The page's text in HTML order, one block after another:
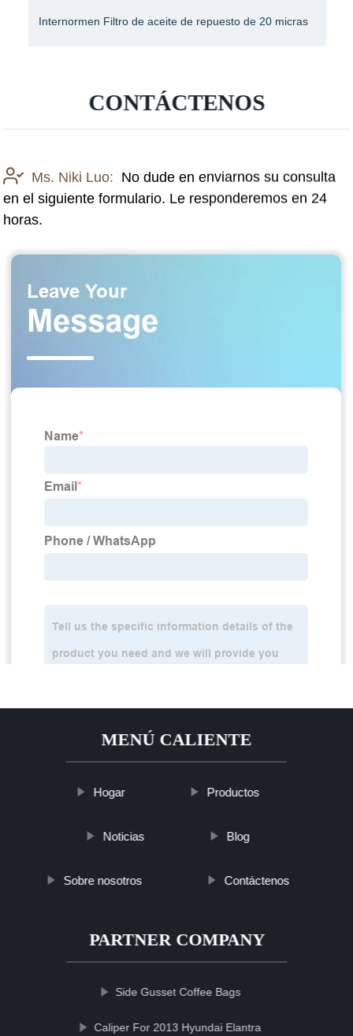
Internormen Filtro de aceite de repuesto de 20 micras
CONTÁCTENOS
Ms. Niki Luo: No dude en enviarnos su consulta
en el siguiente formulario. Le responderemos en 24
horas.
MENÚ CALIENTE
Hogar Productos
Noticias Blog
Sobre nosotros Contáctenos
PARTNER COMPANY
Side Gusset Coffee Bags
Caliper For 2013 Hyundai Elantra